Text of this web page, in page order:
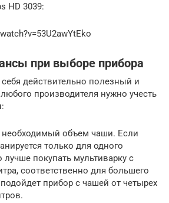
HD 3039:
при выборе прибора
действительно полезный и
производителя нужно учесть
необходимый объем чаши. Если
только для одного
лучше покупать мультиварку с
соответственно для большего
прибор с чашей от четырех